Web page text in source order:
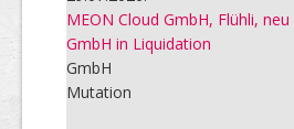
MEON Cloud GmbH, Flühli,
GmbH in Liquidation
GmbH
Mutation